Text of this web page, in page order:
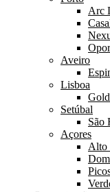
Arc
Aveiro
Lisboa
Setúbal
São
Açores
Alto